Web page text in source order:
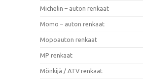
Michelin – auton renkaat
Momo – auton renkaat
Mopoauton renkaat
MP renkaat
Mönkijä / ATV renkaat